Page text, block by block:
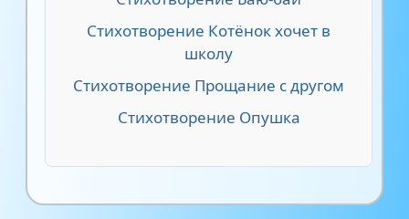
Стихотворение Котёнок хочет в
школу
Стихотворение Прощание с другом
Стихотворение Опушка